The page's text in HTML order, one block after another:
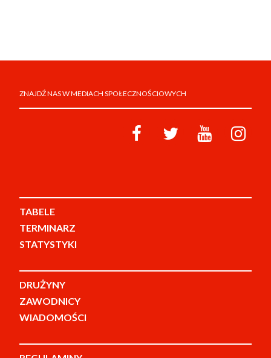
ZNAJDŹ NAS W MEDIACH SPOŁECZNOŚCIOWYCH
TABELE
TERMINARZ
STATYSTYKI
DRUŻYNY
ZAWODNICY
WIADOMOŚCI